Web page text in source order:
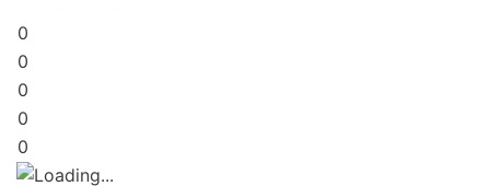
0
0
0
0
0